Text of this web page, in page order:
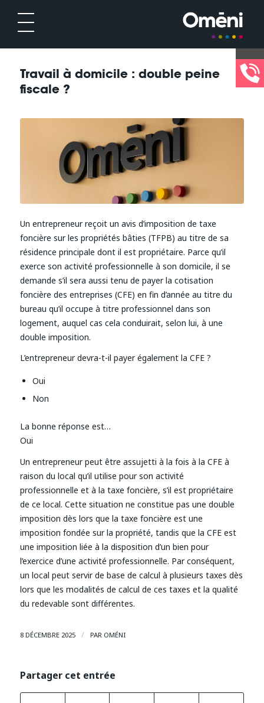
Travail à domicile : double peine
fiscale ?
Un entrepreneur reçoit un avis d’imposition de taxe
foncière sur les propriétés bâties (TFPB) au titre de sa
résidence principale dont il est propriétaire. Parce qu’il
exerce son activité professionnelle à son domicile, il se
demande s’il sera aussi tenu de payer la cotisation
foncière des entreprises (CFE) en fin d’année au titre du
bureau qu’il occupe à titre professionnel dans son
logement, auquel cas cela conduirait, selon lui, à une
double imposition.
L’entrepreneur devra-t-il payer également la CFE ?
Oui
Non
La bonne réponse est…
Oui
Un entrepreneur peut être assujetti à la fois à la CFE à
raison du local qu’il utilise pour son activité
professionnelle et à la taxe foncière, s’il est propriétaire
de ce local. Cette situation ne constitue pas une double
imposition dès lors que la taxe foncière est une
imposition fondée sur la propriété, tandis que la CFE est
une imposition liée à la disposition d’un bien pour
l’exercice d’une activité professionnelle. Par conséquent,
un local peut servir de base de calcul à plusieurs taxes dès
lors que les modalités de calcul de ces taxes et la qualité
du redevable sont différentes.
8 DÉCEMBRE 2025 / PAR OMÉNI
Partager cet entrée